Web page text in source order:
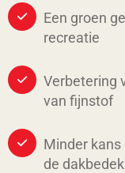
Een groen
recreatie
Verbetering
van fijnstof
Minder
de